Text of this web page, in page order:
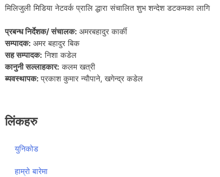
मिलिजुली मिडिया नेटवर्क प्रालि द्धारा संचालित शुभ शन्देश डटकमका लागि
प्रबन्ध निर्देशक/ संचालक: अमरबहादुर कार्की
सम्पादक: अमर बहादुर बिक
सह सम्पादक: निशा कडेल
कानुनी सल्लाहकार: कलम खत्री
ब्यवस्थापक:प्रकाश कुमार न्याैपाने, खगेन्द्र कडेल
लिंकहरु
युनिकोड
हाम्रो बारेमा